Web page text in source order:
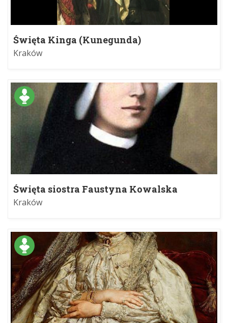
Święta Kinga (Kunegunda)
Kraków
Święta siostra Faustyna Kowalska
Kraków